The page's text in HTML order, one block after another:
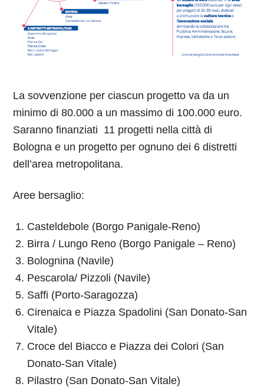
La sovvenzione per ciascun progetto va da un
minimo di 80.000 a un massimo di 100.000 euro.
Saranno finanziati 11 progetti nella città di
Bologna e un progetto per ognuno dei 6 distretti
dell’area metropolitana.
Aree bersaglio:
Casteldebole (Borgo Panigale-Reno)
Birra / Lungo Reno (Borgo Panigale – Reno)
Bolognina (Navile)
Pescarola/ Pizzoli (Navile)
Saffi (Porto-Saragozza)
Cirenaica e Piazza Spadolini (San Donato-San
Vitale)
Croce del Biacco e Piazza dei Colori (San
Donato-San Vitale)
Pilastro (San Donato-San Vitale)